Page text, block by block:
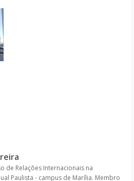
de Relações Internacionais na
Paulista - campus de Marília. Membro